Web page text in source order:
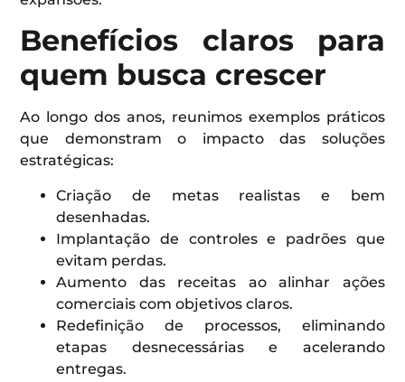
Benefícios claros para
quem busca crescer
Ao longo dos anos, reunimos exemplos práticos
que demonstram o impacto das soluções
estratégicas:
Criação de metas realistas e bem
desenhadas.
Implantação de controles e padrões que
evitam perdas.
Aumento das receitas ao alinhar ações
comerciais com objetivos claros.
Redefinição de processos, eliminando
etapas desnecessárias e acelerando
entregas.